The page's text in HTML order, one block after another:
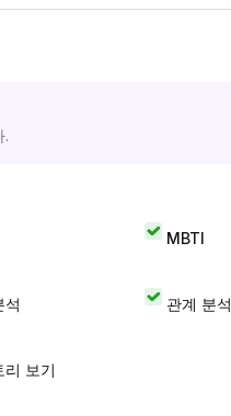
.
MBTI
관계 분석
보기